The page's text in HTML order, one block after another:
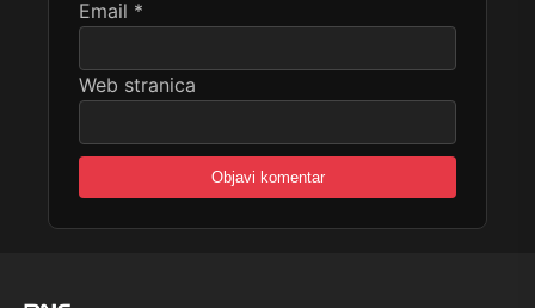
Email *
Web stranica